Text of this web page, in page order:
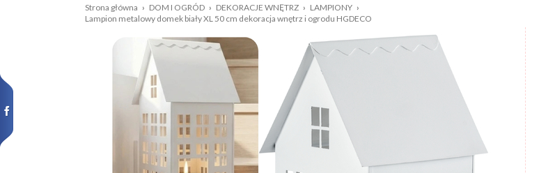
Wiek
Kolor:
Wzór:
Strona główna › DOM I OGRÓD › DEKORACJE WNĘTRZ › LAMPIONY ›
Lampion metalowy domek biały XL 50 cm dekoracja wnętrz i ogrodu HGDECO